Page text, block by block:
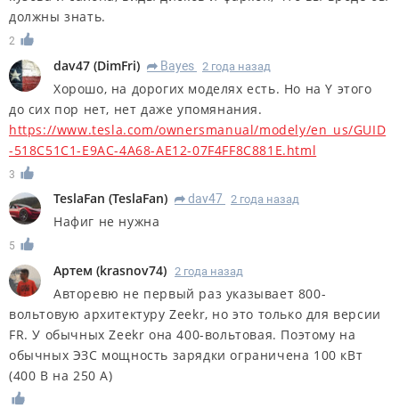
должны знать.
2
dav47 (DimFri) R Bayes 2 года назад
Хорошо, на дорогих моделях есть. Но на Y этого
до сих пор нет, нет даже упомянания.
https://www.tesla.com/ownersmanual/modely/en_us/GUID
-518C51C1-E9AC-4A68-AE12-07F4FF8C881E.html
3
TeslaFan (TeslaFan) R dav47 2 года назад
Нафиг не нужна
5
Артем (krasnov74) 2 года назад
Авторевю не первый раз указывает 800-
вольтовую архитектуру Zeеkr, но это только для версии
FR. У обычных Zeekr она 400-вольтовая. Поэтому на
обычных ЭЗС мощность зарядки ограничена 100 кВт
(400 В на 250 А)